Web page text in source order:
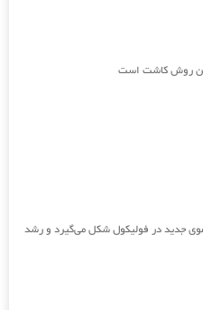
موی جدید در فولیکول شکل می‌گیرد و رشد